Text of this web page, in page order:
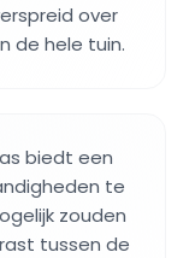
over
de hele tuin.
biedt een
te
zouden
tussen de